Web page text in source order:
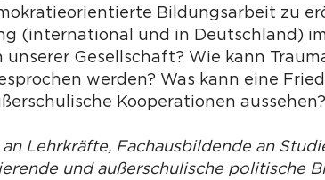
Bildungsarbeit zu
(international und in Deutschland)
Gesellschaft? Wie kann
werden? Was kann eine
Kooperationen aussehen?
Lehrkräfte, Fachausbildende an
und außerschulische politische